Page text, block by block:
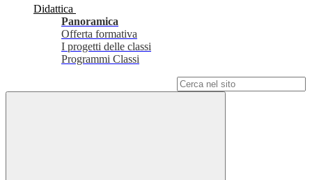
Didattica
Panoramica
Offerta formativa
I progetti delle classi
Programmi Classi